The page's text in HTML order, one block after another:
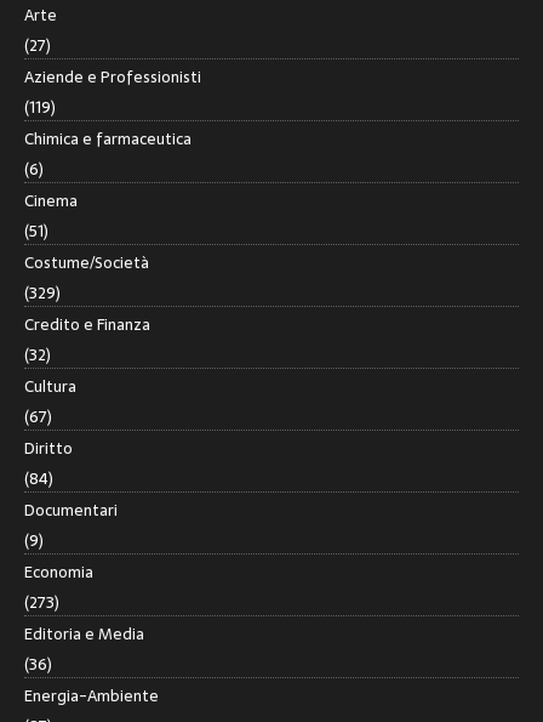
Arte
(27)
Aziende e Professionisti
(119)
Chimica e farmaceutica
(6)
Cinema
(51)
Costume/Società
(329)
Credito e Finanza
(32)
Cultura
(67)
Diritto
(84)
Documentari
(9)
Economia
(273)
Editoria e Media
(36)
Energia-Ambiente